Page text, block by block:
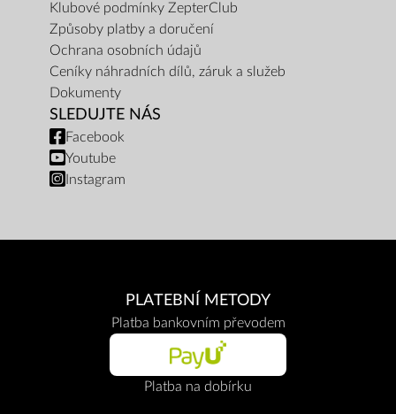
Klubové podmínky ZepterClub
Způsoby platby a doručení
Ochrana osobních údajů
Ceníky náhradních dílů, záruk a služeb
Dokumenty
SLEDUJTE NÁS
Facebook
Youtube
Instagram
PLATEBNÍ METODY
Platba bankovním převodem
Platba na dobírku